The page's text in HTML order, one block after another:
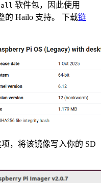
all 软件包，因此使用
的 Hailo 支持。 下载链
项，将该镜像写入你的 SD